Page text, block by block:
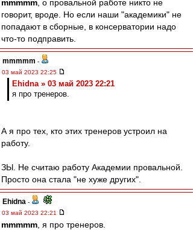
mmmmm , о провальной работе никто не
говорит, вроде. Но если наши "академики" не
попадают в сборные, в консерватории надо
что-то подправить.
mmmmm -
03 май 2023 22:25
Ehidna » 03 май 2023 22:21
я про тренеров.
А я про тех, кто этих тренеров устроил на
работу.
ЗЫ. Не считаю работу Академии провальной.
Просто она стала "не хуже других".
Ehidna -
03 май 2023 22:21
mmmmm , я про тренеров.